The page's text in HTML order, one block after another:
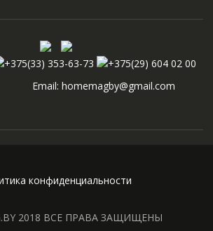
+375(33) 353-63-73
+375(29) 604 02 00
Email: homemagby@gmail.com
конфиденциальности
2018 ВСЕ ПРАВА ЗАЩИЩЕНЫ